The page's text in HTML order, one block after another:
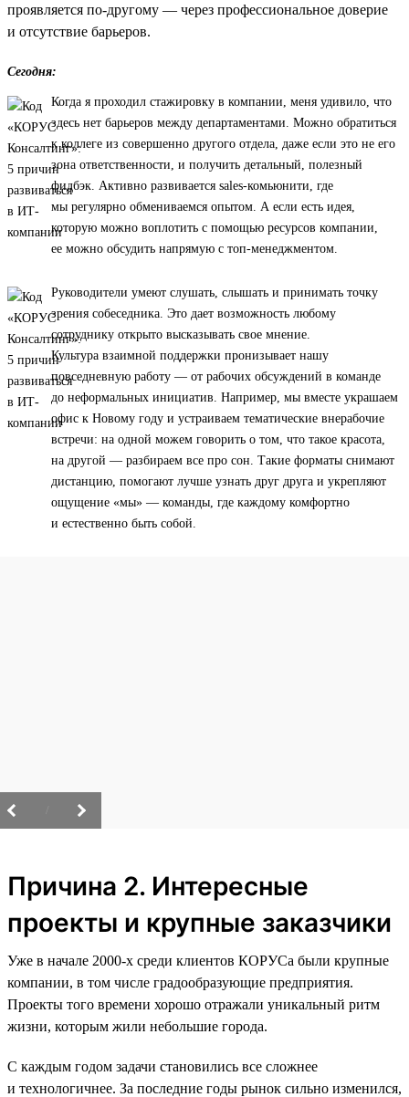
проявляется по-другому — через профессиональное доверие
и отсутствие барьеров.
Сегодня:
Когда я проходил стажировку в компании, меня удивило, что
здесь нет барьеров между департаментами. Можно обратиться
к коллеге из совершенно другого отдела, даже если это не его
зона ответственности, и получить детальный, полезный
фидбэк. Активно развивается sales-комьюнити, где
мы регулярно обмениваемся опытом. А если есть идея,
которую можно воплотить с помощью ресурсов компании,
ее можно обсудить напрямую с топ-менеджментом.
Руководители умеют слушать, слышать и принимать точку
зрения собеседника. Это дает возможность любому
сотруднику открыто высказывать свое мнение.
Культура взаимной поддержки пронизывает нашу
повседневную работу — от рабочих обсуждений в команде
до неформальных инициатив. Например, мы вместе украшаем
офис к Новому году и устраиваем тематические внерабочие
встречи: на одной можем говорить о том, что такое красота,
на другой — разбираем все про сон. Такие форматы снимают
дистанцию, помогают лучше узнать друг друга и укрепляют
ощущение «мы» — команды, где каждому комфортно
и естественно быть собой.
Причина 2. Интересные
проекты и крупные заказчики
Уже в начале 2000-х среди клиентов КОРУСа были крупные
компании, в том числе градообразующие предприятия.
Проекты того времени хорошо отражали уникальный ритм
жизни, которым жили небольшие города.
С каждым годом задачи становились все сложнее
и технологичнее. За последние годы рынок сильно изменился,